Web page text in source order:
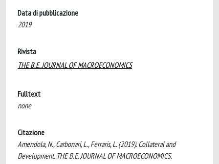
Data di pubblicazione
2019
Rivista
THE B.E. JOURNAL OF MACROECONOMICS
Fulltext
none
Citazione
Amendola, N., Carbonari, L., Ferraris, L. (2019). Collateral and
Development. THE B.E. JOURNAL OF MACROECONOMICS.